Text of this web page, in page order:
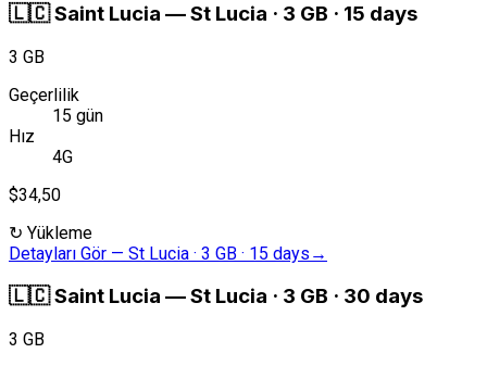
🇱🇨Saint Lucia —St Lucia · 3 GB · 15 days
3 GB
Geçerlilik
15 gün
Hız
4G
$34,50
↻ Yükleme
Detayları Gör — St Lucia · 3 GB · 15 days →
🇱🇨Saint Lucia —St Lucia · 3 GB · 30 days
3 GB